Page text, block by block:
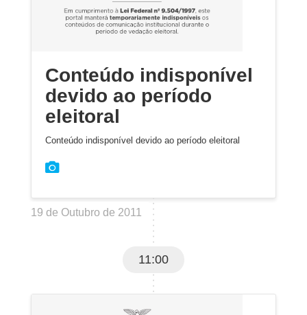
Conteúdo indisponível
devido ao período
eleitoral
Conteúdo indisponível devido ao período eleitoral
19 de Outubro de 2011
11:00